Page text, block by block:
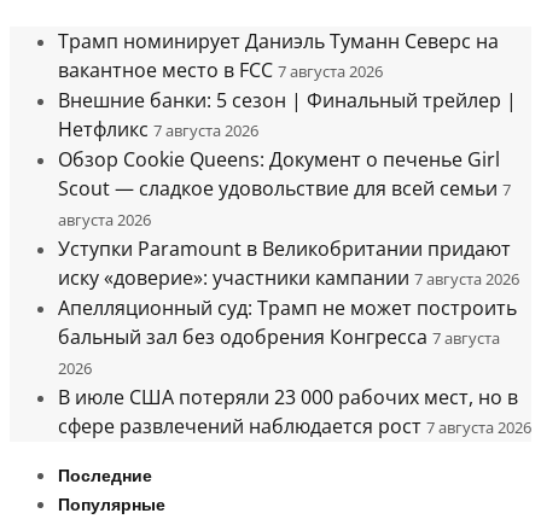
Трамп номинирует Даниэль Туманн Северс на
вакантное место в FCC 7 августа 2026
Внешние банки: 5 сезон | Финальный трейлер |
Нетфликс 7 августа 2026
Обзор Cookie Queens: Документ о печенье Girl
Scout — сладкое удовольствие для всей семьи 7
августа 2026
Уступки Paramount в Великобритании придают
иску «доверие»: участники кампании 7 августа 2026
Апелляционный суд: Трамп не может построить
бальный зал без одобрения Конгресса 7 августа
2026
В июле США потеряли 23 000 рабочих мест, но в
сфере развлечений наблюдается рост 7 августа 2026
Последние
Популярные